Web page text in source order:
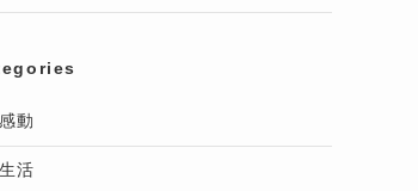
感動
生活